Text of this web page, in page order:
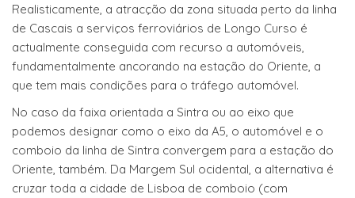
Realisticamente, a atracção da zona situada perto da linha
de Cascais a serviços ferroviários de Longo Curso é
actualmente conseguida com recurso a automóveis,
fundamentalmente ancorando na estação do Oriente, a
que tem mais condições para o tráfego automóvel.
No caso da faixa orientada a Sintra ou ao eixo que
podemos designar como o eixo da A5, o automóvel e o
comboio da linha de Sintra convergem para a estação do
Oriente, também. Da Margem Sul ocidental, a alternativa é
cruzar toda a cidade de Lisboa de comboio (com